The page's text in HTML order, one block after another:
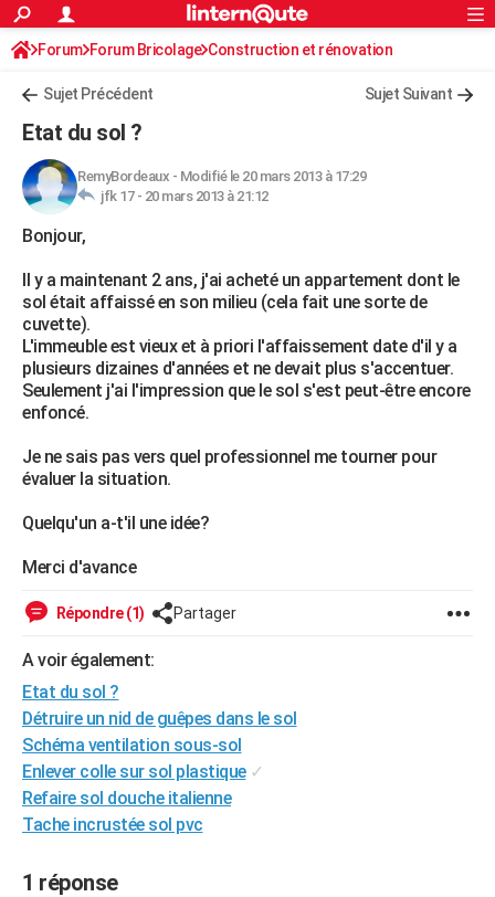
ACTUALITÉS
Politique
Société
Faits Divers
Education
Monde
Villes
+
FINANCE
Retraite
Impôts
Epargne
Immobilier
Risques naturels par ville
Banque
Assurance
Crédit
AUTO
Essais
Réserver un essai
Citadines
Berlines
SUV
Forum auto
+HIGH-TECH
Mobiles
Meilleur smartphone
Internet
Ordinateurs
Jeux vidéo
Guide high-tech
+BRICOLAGE
Forum
Aménagement intérieur
Extérieur
Cuisine
Salle de bains
Jardinage
Rangement
WEEK-END
Guides de France
Escapades
Patrimoine
Expositions
Musées
Week-end nature
+LIFESTYLE
Alimentation
Guide de la santé
Maladies
Médicaments
Sommeil
VOYAGE
Destinations
City break
Voyage nature
Voyage de noces
Forum
Climat
+PHOTO
GUIDES D'ACHAT
BONS PLANS
CARTE DE VOEUX
Carte de Noël
Carte Bonne année
Carte Saint-Valentin
Carte Pâques
Carte d'anniversaire
DICTIONNAIRE
Dictionnaire
Biographies
Citations
Expressions
Proverbes
PROGRAMME TV
COPAINS D'AVANT
S'inscrire
Se connecter
Lycées
Collèges
Primaires
Universités
Entreprises
Service militaire
Avis de recherche
AVIS DE DÉCÈS
FORUM
Rechercher
S'inscrire
Connexion
Forum Forum Bricolage Construction et rénovation
Sujet Précédent Sujet Suivant
Etat du sol ?
RemyBordeaux - Modifié le 20 mars 2013 à 17:29
jfk 17 - 20 mars 2013 à 21:12
Bonjour,
Il y a maintenant 2 ans, j'ai acheté un appartement dont le
sol était affaissé en son milieu (cela fait une sorte de
cuvette).
L'immeuble est vieux et à priori l'affaissement date d'il y a
plusieurs dizaines d'années et ne devait plus s'accentuer.
Seulement j'ai l'impression que le sol s'est peut-être encore
enfoncé.
Je ne sais pas vers quel professionnel me tourner pour
évaluer la situation.
Quelqu'un a-t'il une idée?
Merci d'avance
Répondre (1) Partager
A voir également:
Etat du sol ?
Détruire un nid de guêpes dans le sol
Schéma ventilation sous-sol
Enlever colle sur sol plastique ✓
Refaire sol douche italienne
Tache incrustée sol pvc
1 réponse